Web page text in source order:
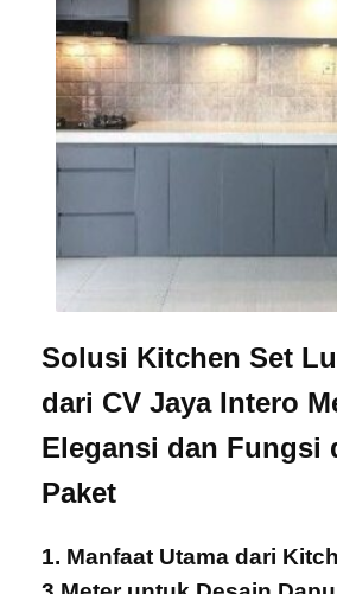
Solusi Kitchen Set
dari CV Jaya Intero
Elegansi dan Fungsi
Paket
1. Manfaat Utama dari